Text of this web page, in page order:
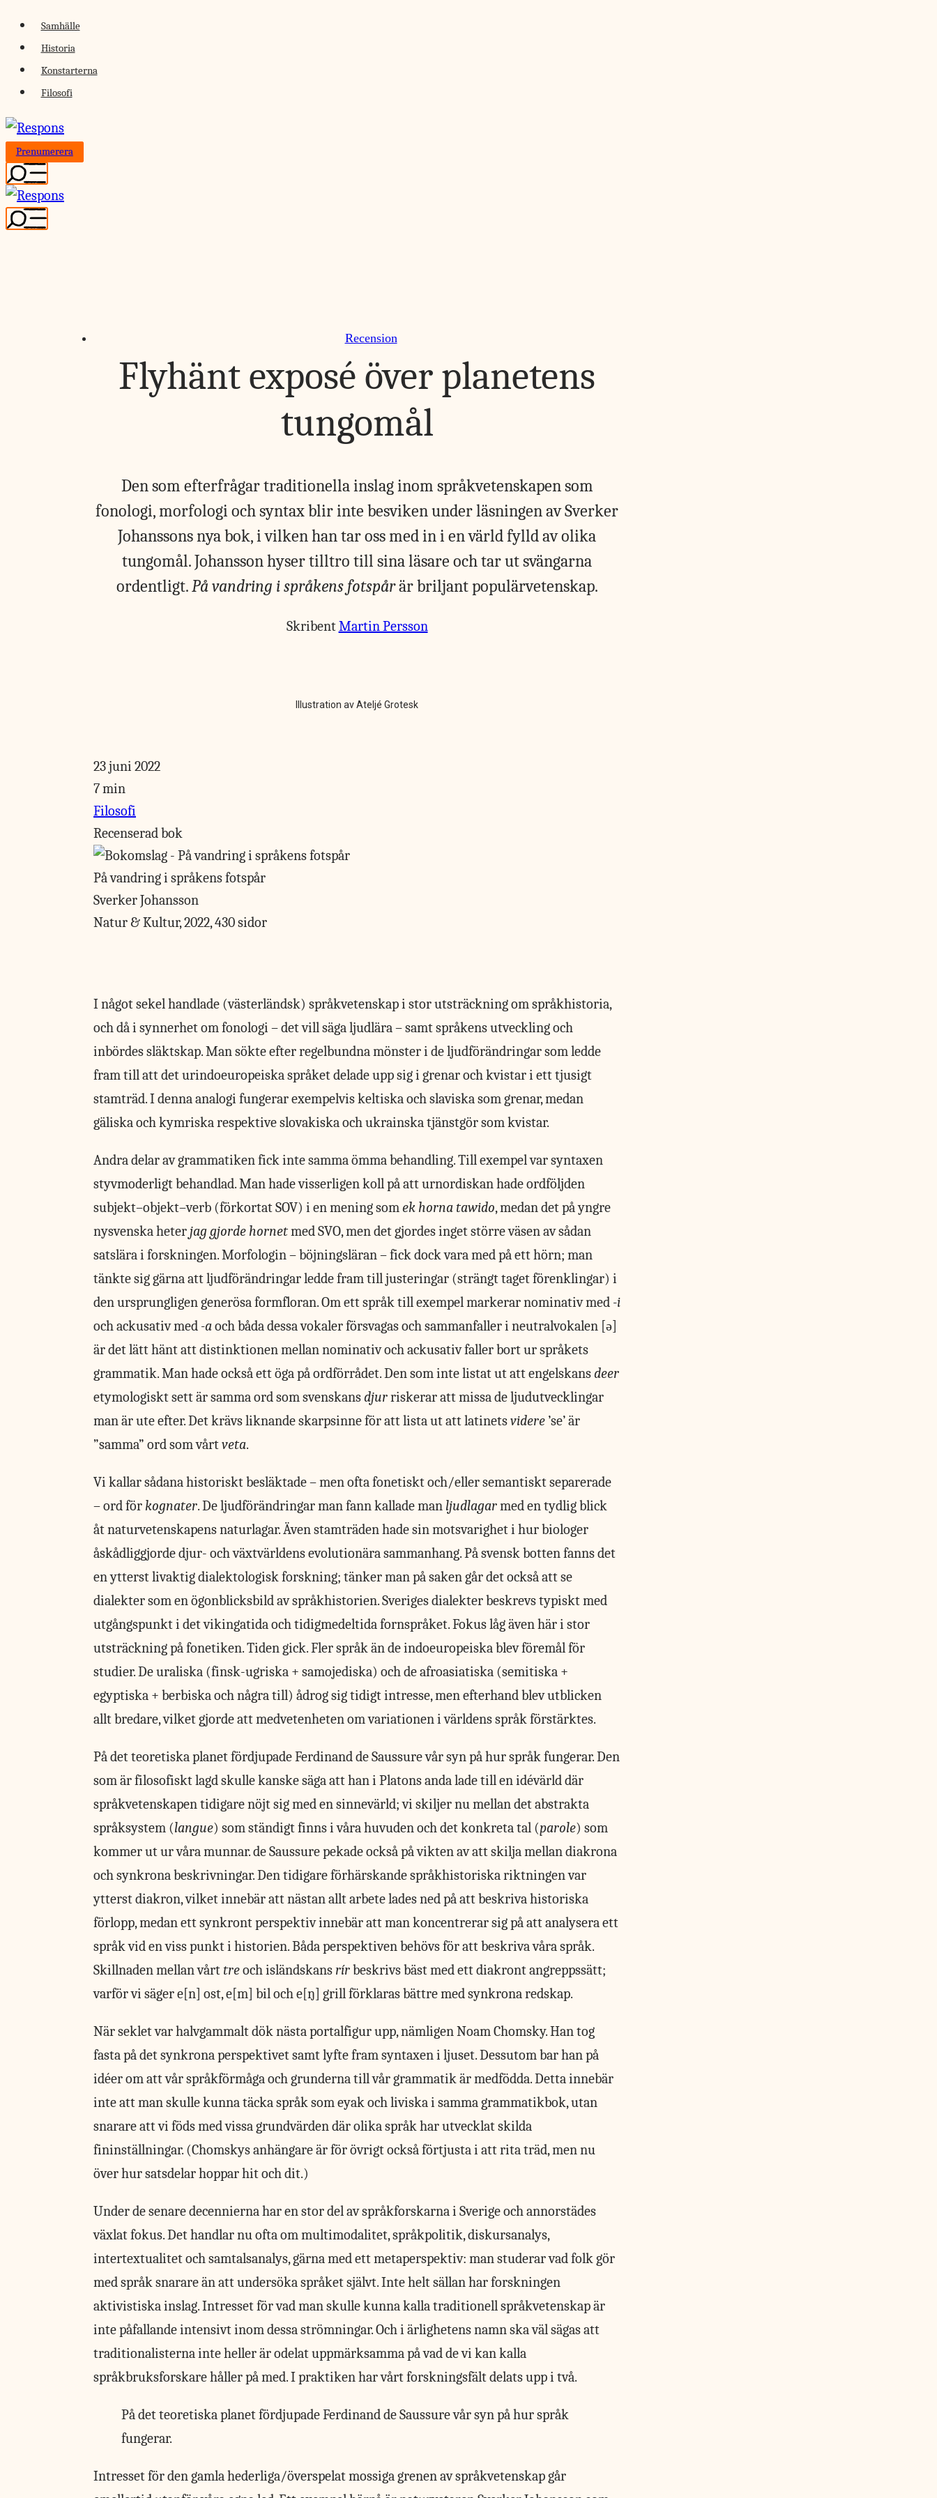
Skip
content
Samhälle
Historia
Konstarterna
Filosofi
Prenumerera
Recension
Flyhänt exposé över planetens
tungomål
Den som efterfrågar traditionella inslag inom språkvetenskapen som
fonologi, morfologi och syntax blir inte besviken under läsningen av Sverker
Johanssons nya bok, i vilken han tar oss med in i en värld fylld av olika
tungomål. Johansson hyser tilltro till sina läsare och tar ut svängarna
ordentligt. På vandring i språkens fotspårär briljant populärvetenskap.
SkribentMartin Persson
Illustration av Ateljé Grotesk
23 juni 2022
7 min
Filosofi
Recenserad bok
På vandring i språkens fotspår
Sverker Johansson
Natur & Kultur, 2022, 430 sidor
Inågot sekel handlade (västerländsk) språkvetenskap i stor utsträckning om språkhistoria,
och då i synnerhet om fonologi – det vill säga ljudlära – samt språkens utveckling och
inbördes släktskap. Man sökte efter regelbundna mönster i de ljudförändringar som ledde
fram till att det urindoeuropeiska språket delade upp sig i grenar och kvistar i ett tjusigt
stamträd. I denna analogi fungerar exempelvis keltiska och slaviska som grenar, medan
gäliska och kymriska respektive slovakiska och ukrainska tjänstgör som kvistar.
Andra delar av grammatiken fick inte samma ömma behandling. Till exempel var syntaxen
styvmoderligt behandlad. Man hade visserligen koll på att urnordiskan hade ordföljden
subjekt–objekt–verb (förkortat SOV) i en mening som ek horna tawido, medan det på yngre
nysvenska heter jag gjorde hornetmed SVO, men det gjordes inget större väsen av sådan
satslära i forskningen. Morfologin – böjningsläran – fick dock vara med på ett hörn; man
tänkte sig gärna att ljudförändringar ledde fram till justeringar (strängt taget förenklingar) i
den ursprungligen generösa formfloran. Om ett språk till exempel markerar nominativ med -i
och ackusativ med -aoch båda dessa vokaler försvagas och sammanfaller i neutralvokalen [ə]
är det lätt hänt att distinktionen mellan nominativ och ackusativ faller bort ur språkets
grammatik. Man hade också ett öga på ordförrådet. Den som inte listat ut att engelskansdeer
etymologiskt sett är samma ord som svenskansdjurriskerar att missa de ljudutvecklingar
man är ute efter. Det krävs liknande skarpsinne för att lista ut att latinetsvidere ’se’ är
”samma” ord som vårtveta.
Vi kallar sådana historiskt besläktade – men ofta fonetiskt och/eller semantiskt separerade
– ord för kognater. De ljudförändringar man fann kallade man ljudlagarmed en tydlig blick
åt naturvetenskapens naturlagar. Även stamträden hade sin motsvarighet i hur biologer
åskådliggjorde djur- och växtvärldens evolutionära sammanhang. På svensk botten fanns det
en ytterst livaktig dialektologisk forskning; tänker man på saken går det också att se
dialekter som en ögonblicksbild av språkhistorien. Sveriges dialekter beskrevs typiskt med
utgångspunkt i det vikingatida och tidigmedeltida fornspråket. Fokus låg även här i stor
utsträckning på fonetiken. Tiden gick. Fler språk än de indoeuropeiska blev föremål för
studier. De uraliska (finsk-ugriska + samojediska) och de afroasiatiska (semitiska +
egyptiska + berbiska och några till) ådrog sig tidigt intresse, men efterhand blev utblicken
allt bredare, vilket gjorde att medvetenheten om variationen i världens språk förstärktes.
På det teoretiska planet fördjupade Ferdinand de Saussure vår syn på hur språk fungerar. Den
som är filosofiskt lagd skulle kanske säga att han i Platons anda lade till en idévärld där
språkvetenskapen tidigare nöjt sig med en sinnevärld; vi skiljer nu mellan det abstrakta
språksystem (langue) som ständigt finns i våra huvuden och det konkreta tal (parole) som
kommer ut ur våra munnar. de Saussure pekade också på vikten av att skilja mellan diakrona
och synkrona beskrivningar. Den tidigare förhärskande språkhistoriska riktningen var
ytterst diakron, vilket innebär att nästan allt arbete lades ned på att beskriva historiska
förlopp, medan ett synkront perspektiv innebär att man koncentrerar sig på att analysera ett
språk vid en viss punkt i historien. Båda perspektiven behövs för att beskriva våra språk.
Skillnaden mellan vårttreoch isländskansrírbeskrivs bäst med ett diakront angreppssätt;
varför vi säger e[n] ost, e[m] bil och e[ŋ] grill förklaras bättre med synkrona redskap.
När seklet var halvgammalt dök nästa portalfigur upp, nämligen Noam Chomsky. Han tog
fasta på det synkrona perspektivet samt lyfte fram syntaxen i ljuset. Dessutom bar han på
idéer om att vår språkförmåga och grunderna till vår grammatik är medfödda. Detta innebär
inte att man skulle kunna täcka språk som eyak och liviska i samma grammatikbok, utan
snarare att vi föds med vissa grundvärden där olika språk har utvecklat skilda
fininställningar. (Chomskys anhängare är för övrigt också förtjusta i att rita träd, men nu
över hur satsdelar hoppar hit och dit.)
Under de senare decennierna har en stor del av språkforskarna i Sverige och annorstädes
växlat fokus. Det handlar nu ofta om multimodalitet, språkpolitik, diskursanalys,
intertextualitet och samtalsanalys, gärna med ett metaperspektiv: man studerar vad folk gör
med språk snarare än att undersöka språket självt. Inte helt sällan har forskningen
aktivistiska inslag. Intresset för vad man skulle kunna kalla traditionell språkvetenskap är
inte påfallande intensivt inom dessa strömningar. Och i ärlighetens namn ska väl sägas att
traditionalisterna inte heller är odelat uppmärksamma på vad de vi kan kalla
språkbruksforskare håller på med. I praktiken har vårt forskningsfält delats upp i två.
På det teoretiska planet fördjupade Ferdinand de Saussure vår syn på hur språk
fungerar.
Intresset för den gamla hederliga/överspelat mossiga grenen av språkvetenskap går